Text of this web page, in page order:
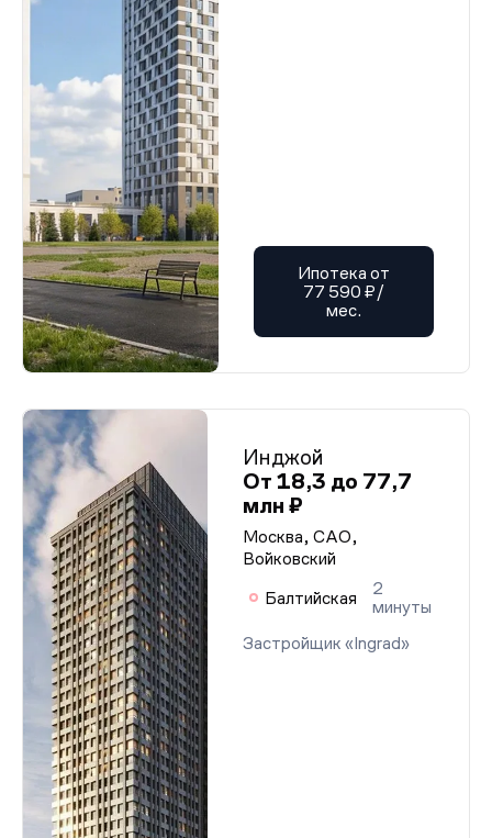
Ипотека от
77 590 ₽/
мес.
Инджой
От 18,3 до 77,7
млн ₽
Москва, САО,
Войковский
Балтийская
2
минуты
Застройщик «Ingrad»